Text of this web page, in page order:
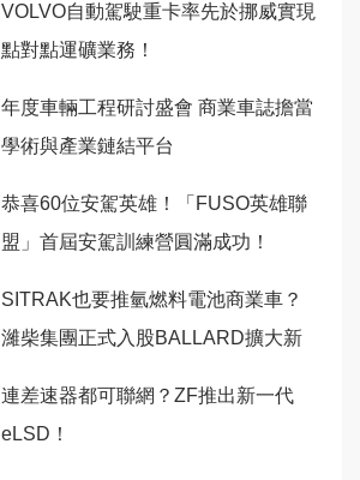
VOLVO自動駕駛重卡率先於挪威實現
點對點運礦業務！
年度車輛工程研討盛會 商業車誌擔當
學術與產業鏈結平台
恭喜60位安駕英雄！「FUSO英雄聯
盟」首屆安駕訓練營圓滿成功！
SITRAK也要推氫燃料電池商業車？
濰柴集團正式入股BALLARD擴大新
連差速器都可聯網？ZF推出新一代
eLSD！